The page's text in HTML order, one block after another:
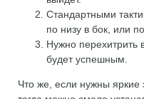
Стандартными
по низу в бок, или
Нужно перехитрить
будет успешным.
Что же, если нужны яркие